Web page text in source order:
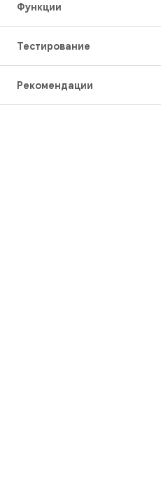
Функции
Тестирование
Рекомендации